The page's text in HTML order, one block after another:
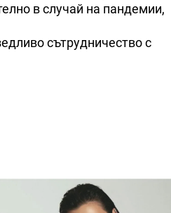
в случай на пандемии,
сътрудничество с